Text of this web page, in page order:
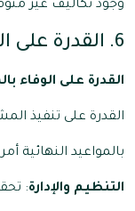
وجود تكاليف غير
6. القدرة على التعامل مع الجداول الزمنية
القدرة على الوفاء
القدرة على تنفيذ
بالمواعيد النهائية
التنظيم والإدارة: